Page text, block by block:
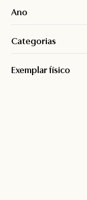
Ano
Categorias
Exemplar físico